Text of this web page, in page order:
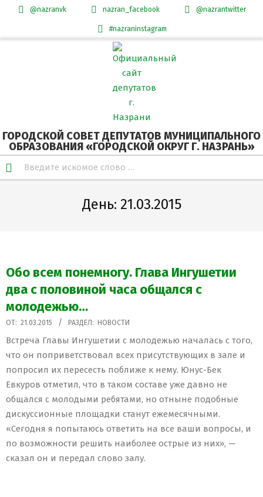
@nazranvk nazran_facebook @nazrantwitter
#nazraninstagram
ГОРОДСКОЙ СОВЕТ ДЕПУТАТОВ МУНИЦИПАЛЬНОГО
ОБРАЗОВАНИЯ «ГОРОДСКОЙ ОКРУГ Г. НАЗРАНЬ»
День: 21.03.2015
Обо всем понемногу. Глава Ингушетии
два с половиной часа общался с
молодежью…
2015-
03-
21
ОТ: 21.03.2015 РАЗДЕЛ: НОВОСТИ
Встреча Главы Ингушетии с молодежью началась с того,
что он поприветствовал всех присутствующих в зале и
попросил их пересесть поближе к нему. Юнус-Бек
Евкуров отметил, что в таком составе уже давно не
общался с молодыми ребятами, но отныне подобные
дискуссионные площадки станут ежемесячными.
«Сегодня я попытаюсь ответить на все ваши вопросы, и
по возможности решить наиболее острые из них», —
сказал он и передал слово залу.